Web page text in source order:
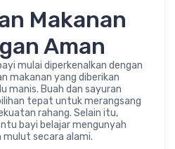
Makanan
Aman
mulai diperkenalkan dengan
makanan yang diberikan
manis. Buah dan sayuran
tepat untuk merangsang
rahang. Selain itu,
bayi belajar mengunyah
mulut secara alami.